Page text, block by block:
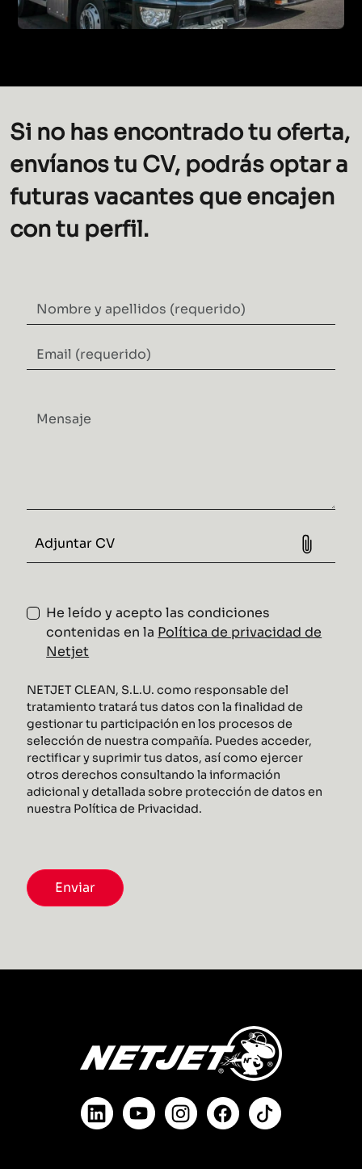
Si no has encontrado tu oferta,
envíanos tu CV, podrás optar a
futuras vacantes que encajen
con tu perfil.
He leído y acepto las condiciones
contenidas en la Política de privacidad de
Netjet
NETJET CLEAN, S.L.U. como responsable del
tratamiento tratará tus datos con la finalidad de
gestionar tu participación en los procesos de
selección de nuestra compañía. Puedes acceder,
rectificar y suprimir tus datos, así como ejercer
otros derechos consultando la información
adicional y detallada sobre protección de datos en
nuestra Política de Privacidad.
Enviar